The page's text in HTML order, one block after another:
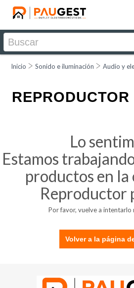
Inicio Sonido e iluminación Audio y
Lo
Estamos
productos en
Reproductor
Por favor, vuelve a intentarlo
Volver a la página